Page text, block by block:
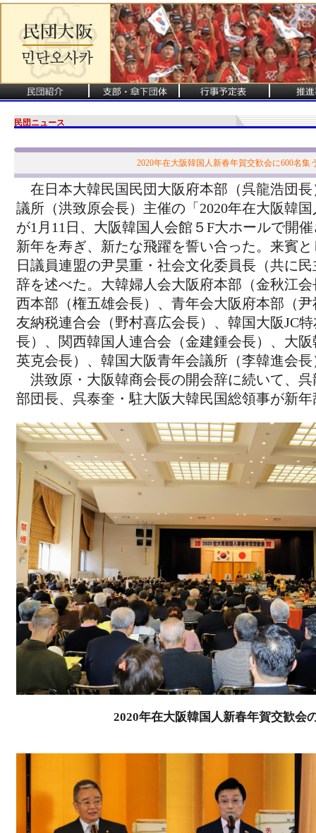
民団ニュース
2020年在大阪韓国人新春年賀交歓会に600名集
在日本大韓民国民団大阪府本部（呉龍浩団
議所（洪致原会長）主催の「2020年在大阪韓
が1月11日、大阪韓国人会館５F大ホールで開
新年を寿ぎ、新たな飛躍を誓い合った。来賓
日議員連盟の尹昊重・社会文化委員長（共に
辞を述べた。大韓婦人会大阪府本部（金秋江
西本部（権五雄会長）、青年会大阪府本部（
友納税連合会（野村喜広会長）、韓国大阪JC
長）、関西韓国人連合会（金建鍾会長）、大
英克会長）、韓国大阪青年会議所（李韓進会
洪致原・大阪韓商会長の開会辞に続いて、
部団長、呉泰奎・駐大阪大韓民国総領事が新
2020年在大阪韓国人新春年賀交歓会